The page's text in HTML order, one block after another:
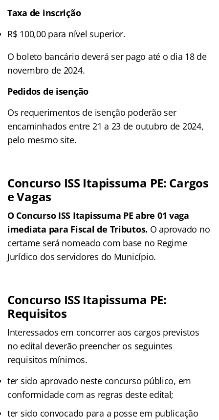
Taxa de inscrição
R$ 100,00 para nível superior.
O boleto bancário deverá ser pago até o dia 18 de
novembro de 2024.
Pedidos de isenção
Os requerimentos de isenção poderão ser
encaminhados entre 21 a 23 de outubro de 2024,
pelo mesmo site.
Concurso ISS Itapissuma PE: Cargos
e Vagas
O Concurso ISS Itapissuma PE abre 01 vaga
imediata para Fiscal de Tributos. O aprovado no
certame será nomeado com base no Regime
Jurídico dos servidores do Município.
Concurso ISS Itapissuma PE:
Requisitos
Interessados em concorrer aos cargos previstos
no edital deverão preencher os seguintes
requisitos mínimos.
ter sido aprovado neste concurso público, em
conformidade com as regras deste edital;
ter sido convocado para a posse em publicação